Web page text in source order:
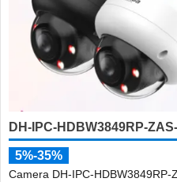
DH-IPC-HDBW3849RP-
5%-35%
Camera DH-IPC-